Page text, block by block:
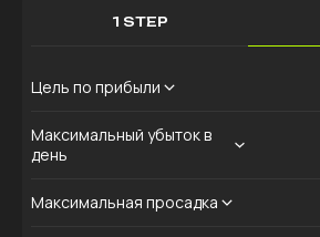
1 STEP
Цель по прибыли
Максимальный убыток в
день
Максимальная просадка